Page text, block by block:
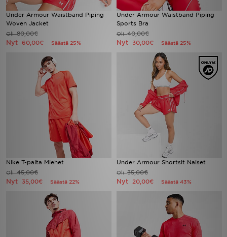
Under Armour Waistband Piping
Woven Jacket
Oli80,00€
Nyt 60,00€ Säästä 25%
Under Armour Waistband Piping
Sports Bra
Oli40,00€
Nyt 30,00€ Säästä 25%
Nike T-paita Miehet
Oli45,00€
Nyt 35,00€ Säästä 22%
Under Armour Shortsit Naiset
Oli35,00€
Nyt 20,00€ Säästä 43%